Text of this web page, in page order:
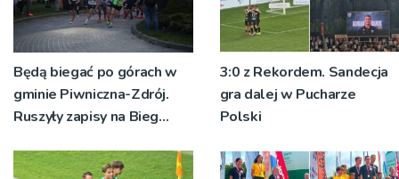
Będą biegać po górach w
gminie Piwniczna-Zdrój.
Ruszyły zapisy na Bieg
3:0 z Rekordem. Sandecja
gra dalej w Pucharze
Polski